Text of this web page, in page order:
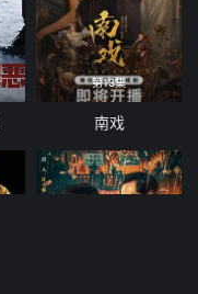
第13集
南戏